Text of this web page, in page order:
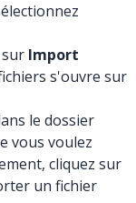
sur Import
s'ouvre sur
le dossier
vous voulez
cliquez sur
un fichier